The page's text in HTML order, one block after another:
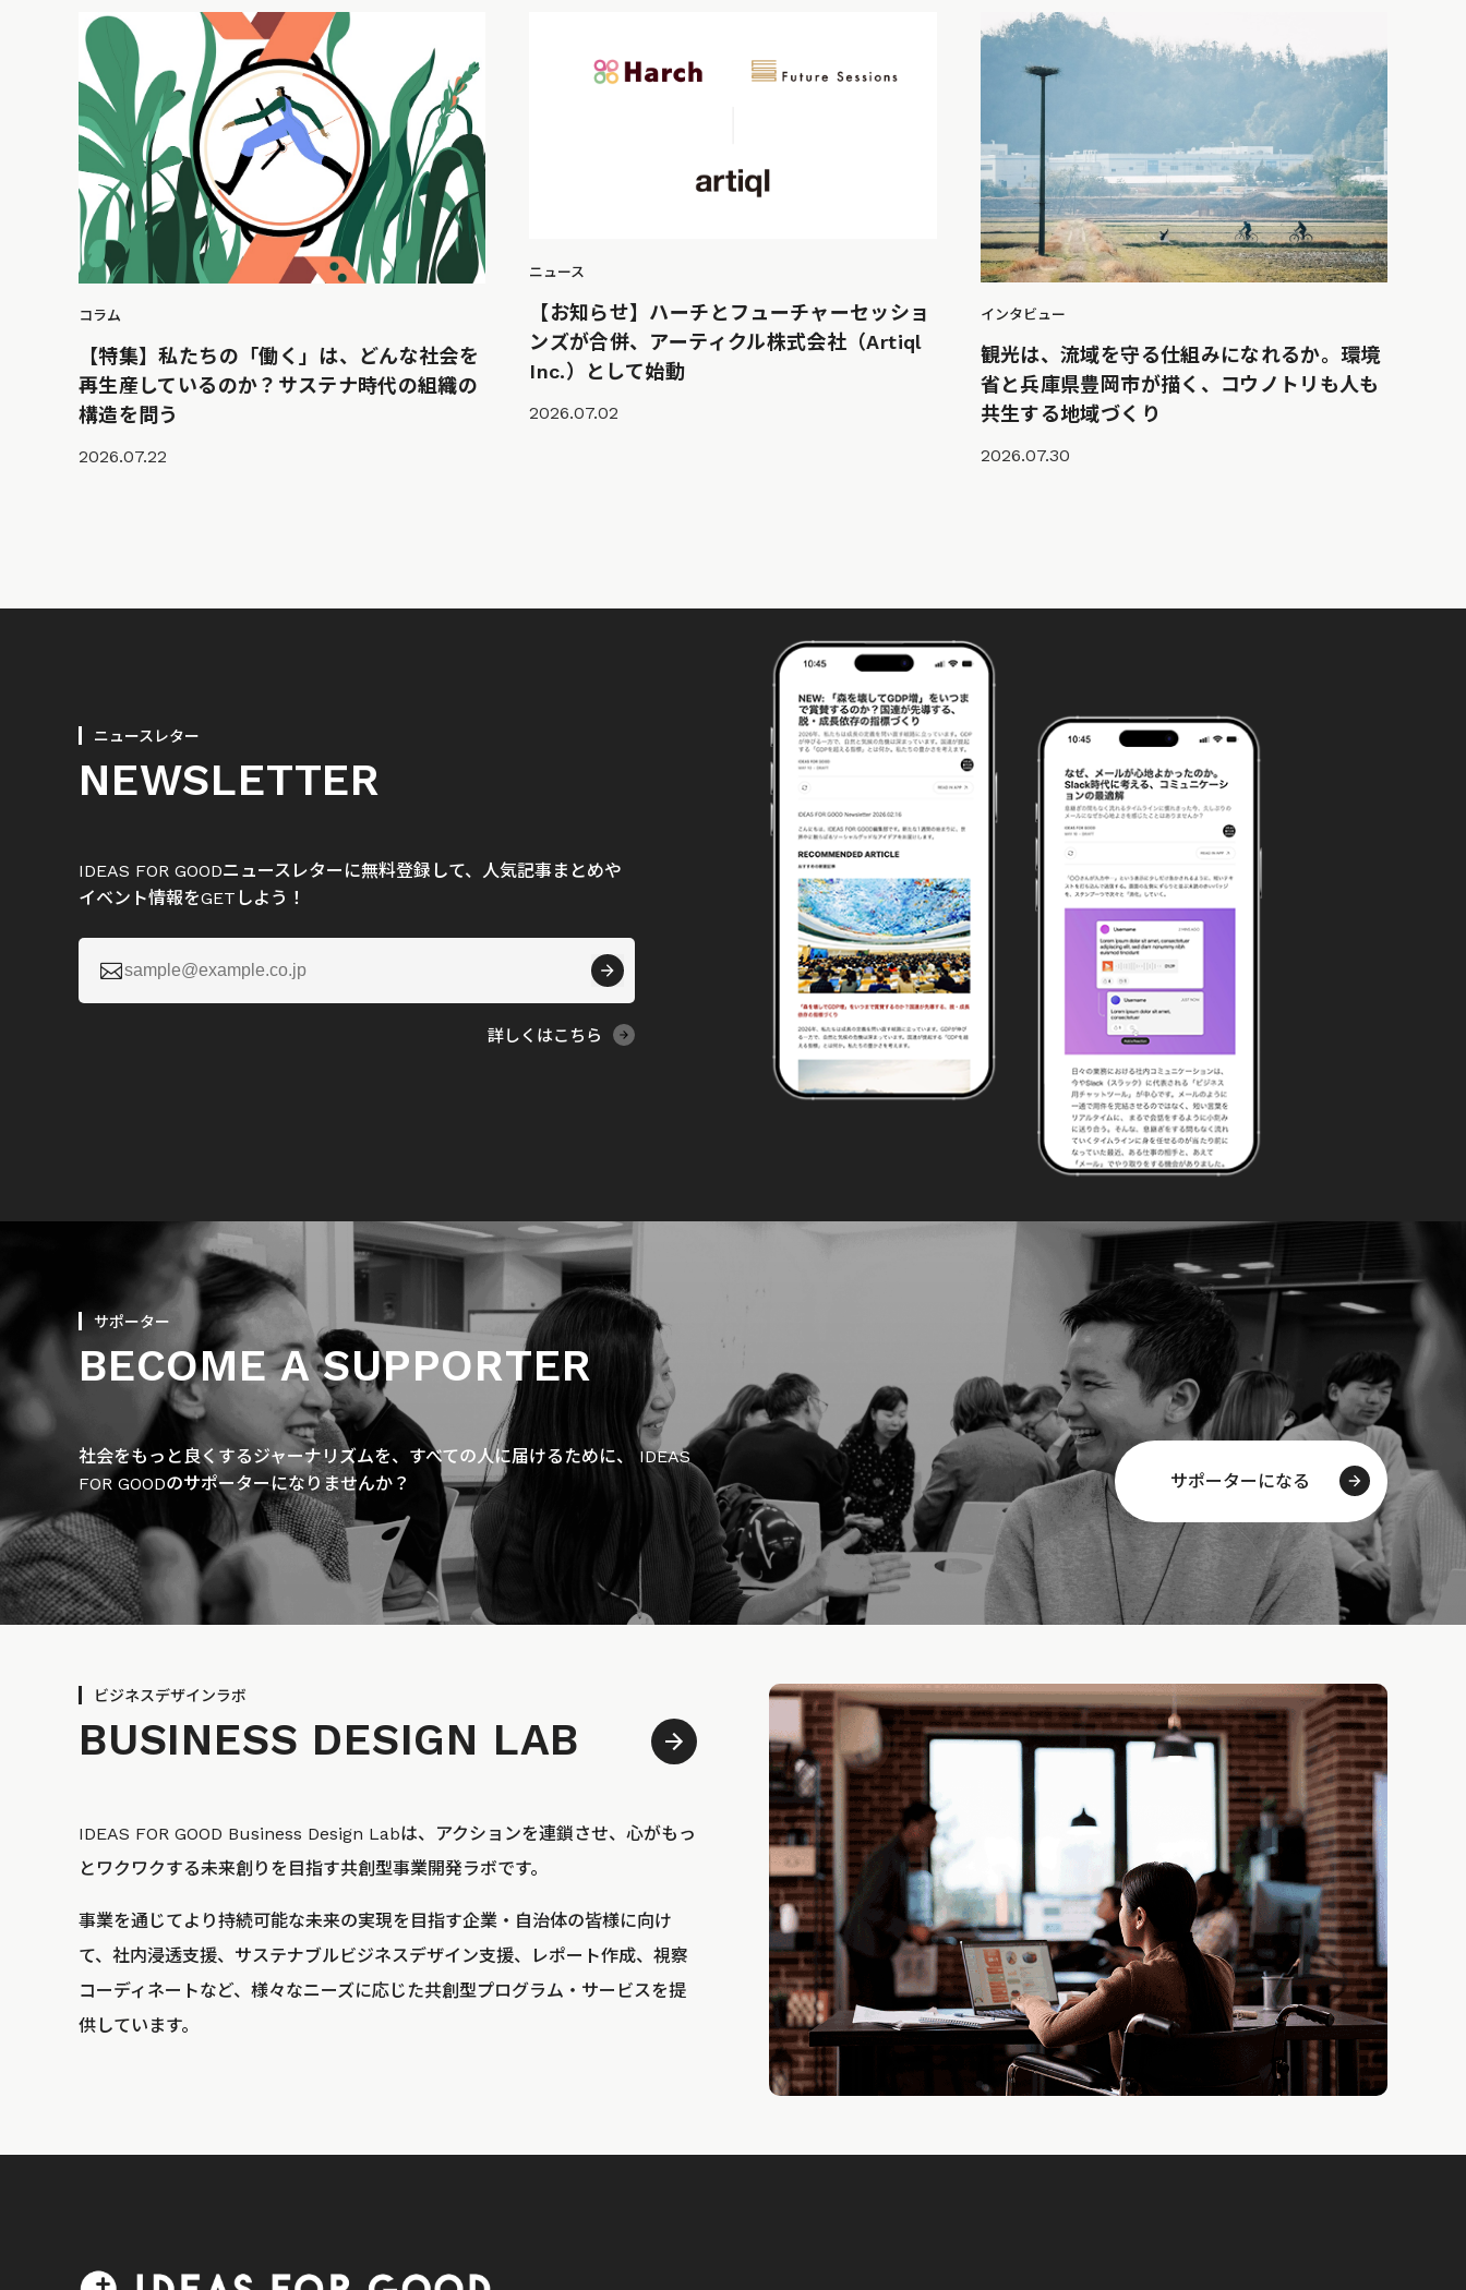
コラム
【特集】私たちの「働く」は、どんな社会を
再生産しているのか？サステナ時代の組織の
構造を問う
2026.07.22
ニュース
【お知らせ】ハーチとフューチャーセッショ
ンズが合併、アーティクル株式会社（Artiql
Inc.）として始動
2026.07.02
インタビュー
観光は、流域を守る仕組みになれるか。環境
省と兵庫県豊岡市が描く、コウノトリも人も
共生する地域づくり
2026.07.30
ニュースレター
NEWSLETTER
IDEAS FOR GOODニュースレターに無料登録して、人気記事まとめや
イベント情報をGETしよう！

詳しくはこちら
サポーター
BECOME A SUPPORTER
社会をもっと良くするジャーナリズムを、すべての人に届けるために、 IDEAS
FOR GOODのサポーターになりませんか？
サポーターになる
ビジネスデザインラボ
BUSINESS DESIGN LAB
IDEAS FOR GOOD Business Design Labは、アクションを連鎖させ、心がもっ
とワクワクする未来創りを目指す共創型事業開発ラボです。
事業を通じてより持続可能な未来の実現を目指す企業・自治体の皆様に向け
て、社内浸透支援、サステナブルビジネスデザイン支援、レポート作成、視察
コーディネートなど、様々なニーズに応じた共創型プログラム・サービスを提
供しています。